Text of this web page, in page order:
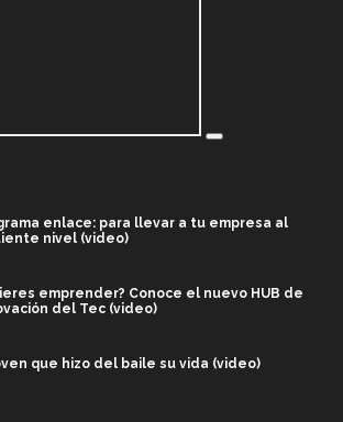
enlace: para llevar a tu empresa al
nivel (video)
emprender? Conoce el nuevo HUB de
del Tec (video)
que hizo del baile su vida (video)